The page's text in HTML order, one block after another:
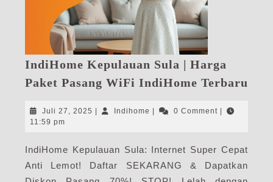
IndiHome Kepulauan Sula | Harga
Paket Pasang WiFi IndiHome Terbaru
Juli 27, 2025 Juli
| Indihome Indihome
| 0 Comment |
11:59 pm
IndiHome Kepulauan Sula: Internet Super Cepat
Anti Lemot! Daftar SEKARANG & Dapatkan